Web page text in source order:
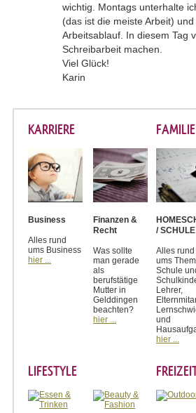
wichtig. Montags unterhalte
(das ist die meiste Arbeit)
Arbeitsablauf. In diesem Tag
Schreibarbeit machen.
Viel Glück!
Karin
KARRIERE
Business
Alles rund
ums Business
hier ...
Finanzen &
Recht
Was sollte
man gerade
als
berufstätige
Mutter in
Gelddingen
beachten?
hier ...
FAMILIE
/ SCHULE
Alles rund
ums
Schule
Lehrer,
und
hier ...
LIFESTYLE